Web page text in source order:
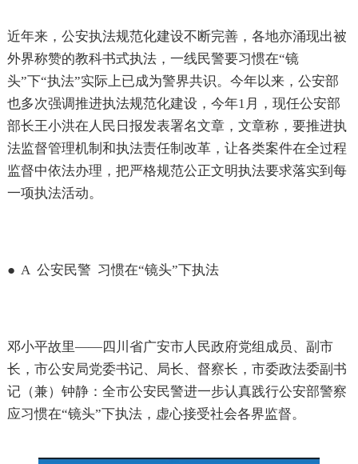
近年来，公安执法规范化建设不断完善，各地亦涌现出被
外界称赞的教科书式执法，一线民警要习惯在“镜
头”下“执法”实际上已成为警界共识。今年以来，公安部
也多次强调推进执法规范化建设，今年1 月，现任公安部
部长王小洪在人民日报发表署名文章，文章称，要推进执
法监督管理机制和执法责任制改革，让各类案件在全过程
监督中依法办理，把严格规范公正文明执法要求落实到每
一项执法活动。
● A 公安民警 习惯在“镜头”下执法
邓小平故里——四川省广安市人民政府党组成员、副市
长，市公安局党委书记、局长、督察长，市委政法委副书
记（兼）钟静：全市公安民警进一步认真践行公安部警察
应习惯在“镜头”下执法，虚心接受社会各界监督。